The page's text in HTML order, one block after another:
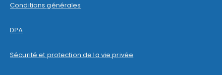
Conditions générales
DPA
Sécurité et protection de la vie privée